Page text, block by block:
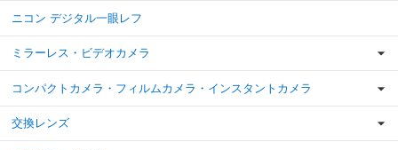
ニコン デジタル一眼レフ
ミラーレス・ビデオカメラ
コンパクトカメラ・フィルムカメラ・インスタントカメラ
交換レンズ